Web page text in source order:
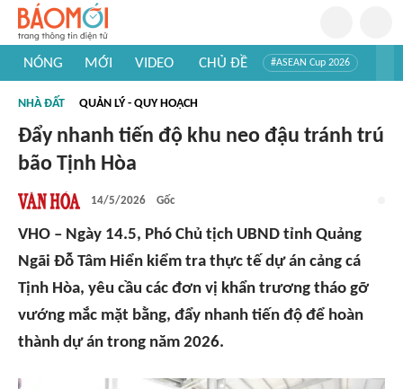
NÓNG MỚI VIDEO CHỦ ĐỀ #ASEAN Cup 2026
#Khám phá thế giới
NHÀ ĐẤT QUẢN LÝ - QUY HOẠCH
Đẩy nhanh tiến độ khu neo đậu tránh trú
bão Tịnh Hòa
14/5/2026 Gốc
VHO – Ngày 14.5, Phó Chủ tịch UBND tỉnh Quảng
Ngãi Đỗ Tâm Hiển kiểm tra thực tế dự án cảng cá
Tịnh Hòa, yêu cầu các đơn vị khẩn trương tháo gỡ
vướng mắc mặt bằng, đẩy nhanh tiến độ để hoàn
thành dự án trong năm 2026.